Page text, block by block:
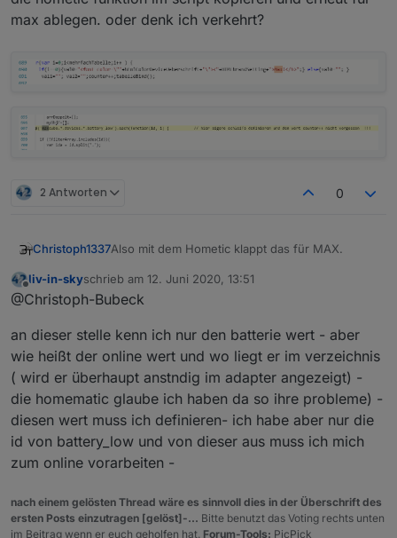
max ablegen. oder denk ich verkehrt?
2 Antworten 0
Christoph1337Also mit dem Hometic klappt das für MAX.
Wie gesagt musste ich nur den Suchstring
anpassen. Wenn das auch andere nutzen
wollen müsste man nur die hometic funktion im
script kopieren und erneut für max ablegen.
oder denk ich verkehrt?
Offline
liv-in-skyschrieb am 12. Juni 2020, 13:51
zuletzt editiert von
@Christoph-Bubeck
an dieser stelle kenn ich nur den batterie wert - aber
wie heißt der online wert und wo liegt er im verzeichnis
( wird er überhaupt anstndig im adapter angezeigt) -
die homematic glaube ich haben da so ihre probleme) -
diesen wert muss ich definieren- ich habe aber nur die
id von battery_low und von dieser aus muss ich mich
zum online vorarbeiten -
nach einem gelösten Thread wäre es sinnvoll dies in der Überschrift des
ersten Posts einzutragen [gelöst]-... Bitte benutzt das Voting rechts unten
im Beitrag wenn er euch geholfen hat. Forum-Tools: PicPick